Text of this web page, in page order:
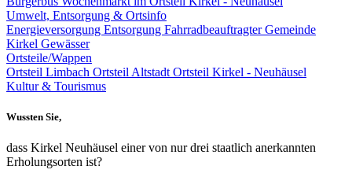
Umwelt, Entsorgung & Ortsinfo
Energieversorgung Entsorgung Fahrradbeauftragter Gemeinde
Kirkel Gewässer
Ortsteile/Wappen
Ortsteil Limbach Ortsteil Altstadt Ortsteil Kirkel - Neuhäusel
Kultur & Tourismus
Wussten Sie,
dass Kirkel Neuhäusel einer von nur drei staatlich anerkannten
Erholungsorten ist?